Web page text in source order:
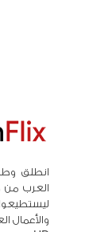
انطلق
العرب من